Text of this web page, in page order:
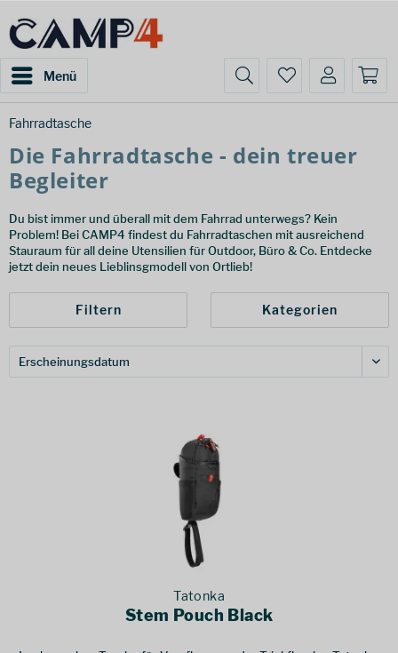
Menü
Fahrradtasche
Die Fahrradtasche - dein treuer
Begleiter
Du bist immer und überall mit dem Fahrrad unterwegs? Kein
Problem! Bei CAMP4 findest du Fahrradtaschen mit ausreichend
Stauraum für all deine Utensilien für Outdoor, Büro & Co. Entdecke
jetzt dein neues Lieblinsgmodell von Ortlieb!
Filtern Kategorien
Tatonka
Stem Pouch Black